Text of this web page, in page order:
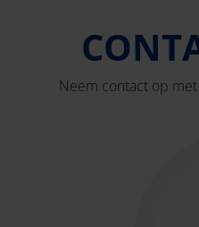
Neem contact op